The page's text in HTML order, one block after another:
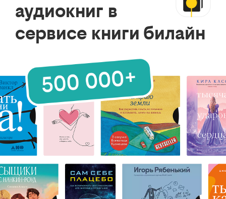
аудиокниг в
сервисе книги билайн